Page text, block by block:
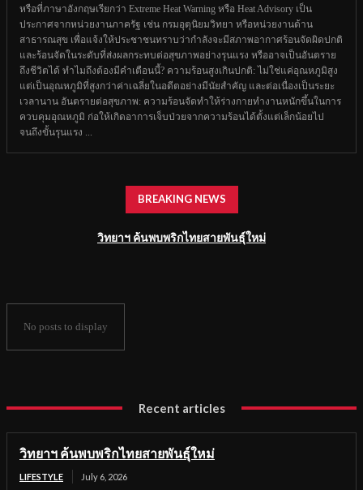
หรือที่ภาษาอังกฤษเรียกว่า Extreme Heat Warning หรือ Heat Advisory เป็น
ประกาศจากหน่วยงานภาครัฐ เช่น กรมอุตุนิยมวิทยา หรือหน่วยงานด้าน
สาธารณสุข เพื่อแจ้งให้ประชาชนทราบว่ากำลังจะมีสภาพอากาศร้อนจัดผิดปกติ
และร้อนจัดในระดับที่ส่งผลกระทบต่อสุขภาพอย่างรุนแรง หรืออาจเป็นอันตราย
ถึงชีวิตได้ ทำไมถึงต้องมีคำเตือนนี้? ความร้อนสูงเกินปกติ: ไม่ใช่แค่อุณหภูมิสูง
แต่เป็นอุณหภูมิที่สูงกว่าค่าเฉลี่ยในอดีตอย่างมีนัยสำคัญ และต่อเนื่องเป็นระยะ
เวลานาน อันตรายต่อสุขภาพ: ความร้อนจัดทำให้ร่างกายทำงานหนักขึ้นในการ
ควบคุมอุณหภูมิ ก่อให้เกิดอาการเจ็บป่วยจากความร้อนได้ตั้งแต่เล็กน้อยไป
จนถึงขั้นรุนแรง ...
BREAKING NEWS
วิทยาฯ ค้นพบพริกไทยสายพันธุ์ใหม่
No posts to display
Recent articles
วิทยาฯ ค้นพบพริกไทยสายพันธุ์ใหม่
LIFESTYLE July 6, 2026